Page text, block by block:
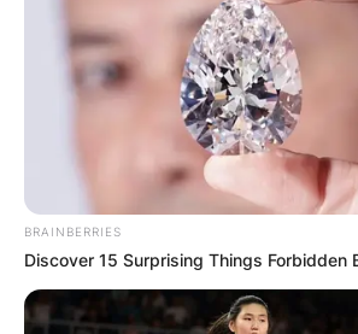
BRAINBERRIES
Discover 15 Surprising Things Forbidden